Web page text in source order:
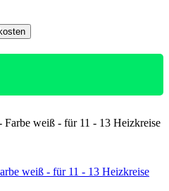
weiß - für 11 - 13 Heizkreise